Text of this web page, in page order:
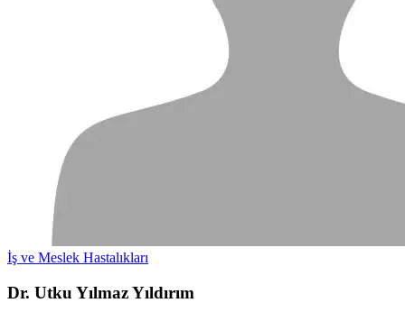
İş ve Meslek Hastalıkları
Dr. Utku Yılmaz Yıldırım